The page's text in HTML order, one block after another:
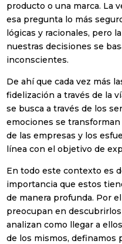
producto o una marca. La
esa pregunta lo más
lógicas y racionales, pero
nuestras decisiones se
inconscientes.
De ahí que cada vez más
fidelización a través de la
se busca a través de los
emociones se
de las empresas y los
línea con el objetivo de
En todo este contexto es
importancia que estos
de manera profunda. Por
preocupan en
analizan como llegar a
de los mismos,